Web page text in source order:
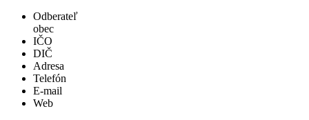
Odberateľ
obec
IČO
DIČ
Adresa
Telefón
E-mail
Web